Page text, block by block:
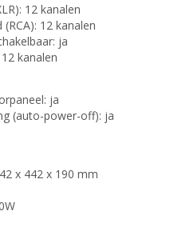
12 kanalen
12 kanalen
ja
kanalen
ja
(auto-power-off): ja
x 442 x 190 mm